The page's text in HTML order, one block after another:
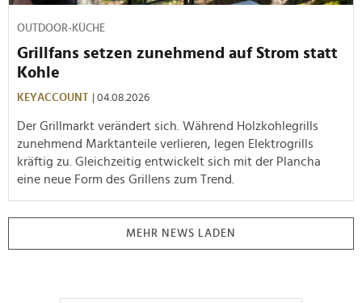
OUTDOOR-KÜCHE
Grillfans setzen zunehmend auf Strom statt
Kohle
KEYACCOUNT | 04.08.2026
Der Grillmarkt verändert sich. Während Holzkohlegrills
zunehmend Marktanteile verlieren, legen Elektrogrills
kräftig zu. Gleichzeitig entwickelt sich mit der Plancha
eine neue Form des Grillens zum Trend.
MEHR NEWS LADEN